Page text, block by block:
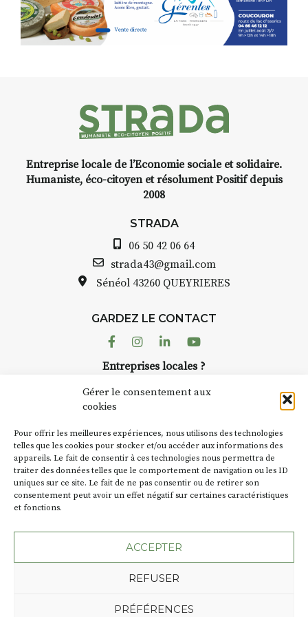
Gérer le consentement aux
cookies
Pour offrir les meilleures expériences, nous utilisons des technologies
telles que les cookies pour stocker et/ou accéder aux informations des
appareils. Le fait de consentir à ces technologies nous permettra de
traiter des données telles que le comportement de navigation ou les ID
uniques sur ce site. Le fait de ne pas consentir ou de retirer son
consentement peut avoir un effet négatif sur certaines caractéristiques
et fonctions.
ACCEPTER
REFUSER
PRÉFÉRENCES
Programmée en off du festival
d’Auzon, cette expo-
installation temporaire vous
INTERVIEW
avez ouvert une galerie à
Bernard TURLE Le Fumoir n’est
pas une galerie permanente.
AuzonToujoursorganise
dans le village. Des artistes et
caves, les granges d’Auzon. Le
Fumoir est l’un de ces espaces
d’autres activités culturelles de
la Petite Cité de Caractère. Par
exemple, l’installationCochon
Charbons’inscrit comme en
« off » du festival d’Auzon 2026
SA D’où vient le nom :Fumoir?
BT C’est le terme employé dans
les actes de propriété du lieu.
c’était un saloir et
Entreprise locale de l’Economie sociale et solidaire.
Humaniste, éco-citoyen et résolument Positif depuis
2008
STRADA
06 50 42 06 64
strada43@gmail.com
Sénéol 43260 QUEYRIERES
GARDEZ LE CONTACT
FacebookInstagram
LinkedinYoutube
Entreprises locales ?
Suivez toute l'actu de Strada
Politique de confidentialité